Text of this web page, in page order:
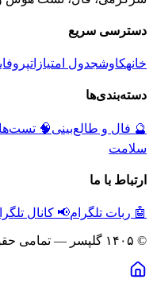
دسترسی سریع
خانهکاوشجدول امتیازات
دسته‌بندی‌ها
🔮 فال و طالع‌بینی🧠 تست‌ها
سلامت
ارتباط با ما
🤖 ربات تلگرام📢 کانال
© ۱۴۰۵ گلپسر — تمامی حقوق محفوظ است